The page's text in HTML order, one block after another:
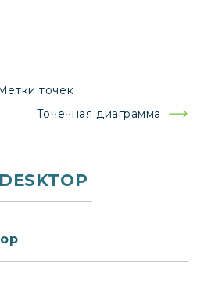
точек
Точечная диаграмма